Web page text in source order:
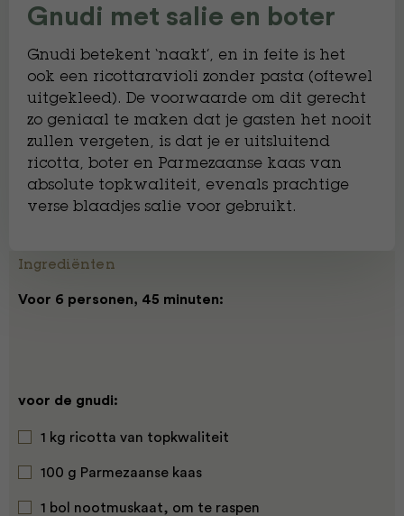
Gnudi met salie en boter
Gnudi betekent ‘naakt’, en in feite is het
ook een ricottaravioli zonder pasta (oftewel
uitgekleed). De voorwaarde om dit gerecht
zo geniaal te maken dat je gasten het nooit
zullen vergeten, is dat je er uitsluitend
ricotta, boter en Parmezaanse kaas van
absolute topkwaliteit, evenals prachtige
verse blaadjes salie voor gebruikt.
Ingrediënten
Voor 6 personen, 45 minuten:
voor de gnudi:
1 kg ricotta van topkwaliteit
100 g Parmezaanse kaas
1 bol nootmuskaat, om te raspen